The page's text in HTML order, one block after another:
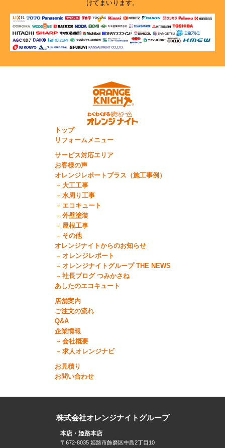
けてまいります。
トップ
リフォームメニュー
サービス対応エリア
お客様の声
オレンジレポートプラス（施工事例）
大工工事
水周り工事
エコキュート
外壁塗装
屋根工事
その他
オレンジナイトからのお知らせ
オレンジレポート
オレンジナイトグループ THE NEWS
社長ブログ つみかさね
あしたのエコキュート
店舗案内
ご注文の流れ
Q&A
企業情報
会社概要
求人オレンジナビ
お見積り
お問い合わせ
株式会社オレンジナイトグループ
本店・姫路本店
〒672-8035 姫路市飾磨区中島2丁目10